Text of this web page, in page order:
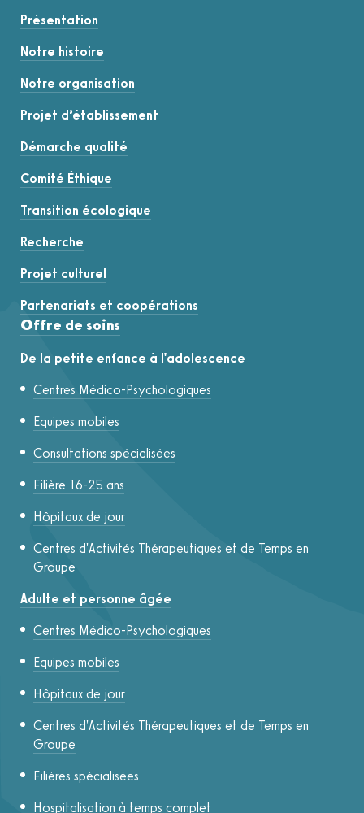
Présentation
Notre histoire
Notre organisation
Projet d’établissement
Démarche qualité
Comité Éthique
Transition écologique
Recherche
Projet culturel
Partenariats et coopérations
Offre de soins
De la petite enfance à l'adolescence
Centres Médico-Psychologiques
Equipes mobiles
Consultations spécialisées
Filière 16-25 ans
Hôpitaux de jour
Centres d'Activités Thérapeutiques et de Temps en
Groupe
Adulte et personne âgée
Centres Médico-Psychologiques
Equipes mobiles
Hôpitaux de jour
Centres d'Activités Thérapeutiques et de Temps en
Groupe
Filières spécialisées
Hospitalisation à temps complet